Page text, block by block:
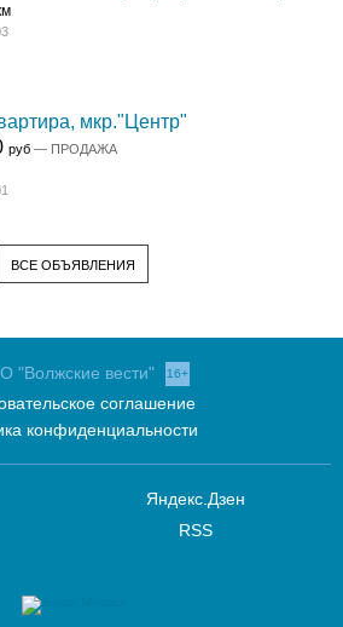
мкр."Центр"
руб — ПРОДАЖА
ВСЕ ОБЪЯВЛЕНИЯ
"Волжские вести" 16+
соглашение
конфиденциальности
Яндекс.Дзен
RSS